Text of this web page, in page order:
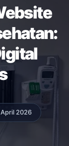
April 2026